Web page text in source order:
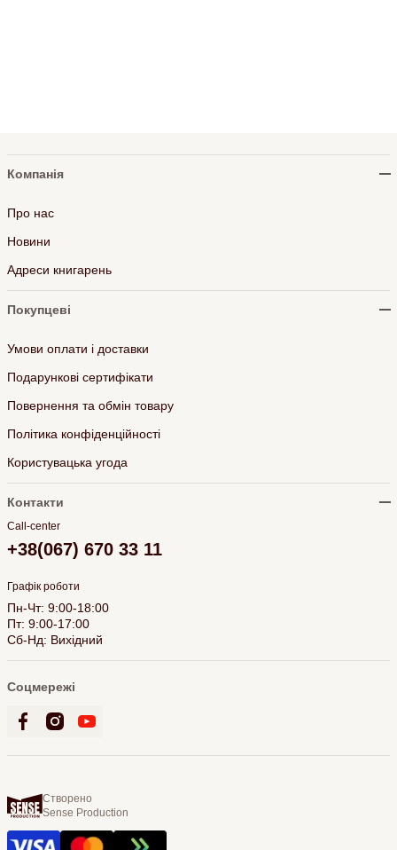
Компанія
Про нас
Новини
Адреси книгарень
Покупцеві
Умови оплати і доставки
Подарункові сертифікати
Повернення та обмін товару
Політика конфіденційності
Користувацька угода
Контакти
Call-center
+38(067) 670 33 11
Графік роботи
Пн-Чт: 9:00-18:00
Пт: 9:00-17:00
Сб-Нд: Вихідний
Соцмережі
Створено
Sense Production